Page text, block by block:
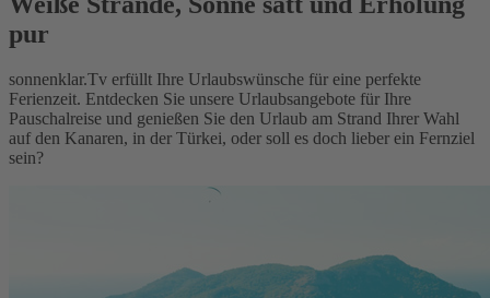
pur
sonnenklar.Tv erfüllt Ihre Urlaubswünsche für eine perfekte
Ferienzeit. Entdecken Sie unsere Urlaubsangebote für Ihre
Pauschalreise und genießen Sie den Urlaub am Strand Ihrer Wahl
auf den Kanaren, in der Türkei, oder soll es doch lieber ein Fernziel
sein?